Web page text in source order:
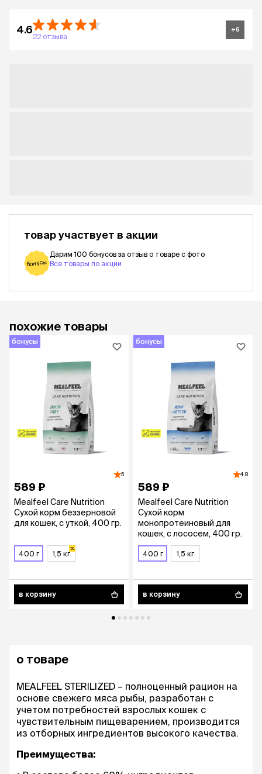
4.6
22 отзыва
+6
товар участвует в акции
бонусы
Дарим 100 бонусов за отзыв о товаре с фото
Все товары по акции
похожие товары
бонусы
5
589 ₽
Mealfeel Care Nutrition
Сухой корм беззерновой
для кошек, с уткой, 400 гр.
400 г 1,5 кг
в корзину
бонусы
4.8
589 ₽
Mealfeel Care Nutrition
Сухой корм
монопротеиновый для
кошек, с лососем, 400 гр.
400 г 1,5 кг
в корзину
о товаре
MEALFEEL STERILIZED – полноценный рацион на
основе свежего мяса рыбы, разработан с
учетом потребностей взрослых кошек с
чувствительным пищеварением, производится
из отборных ингредиентов высокого качества.
Преимущества: